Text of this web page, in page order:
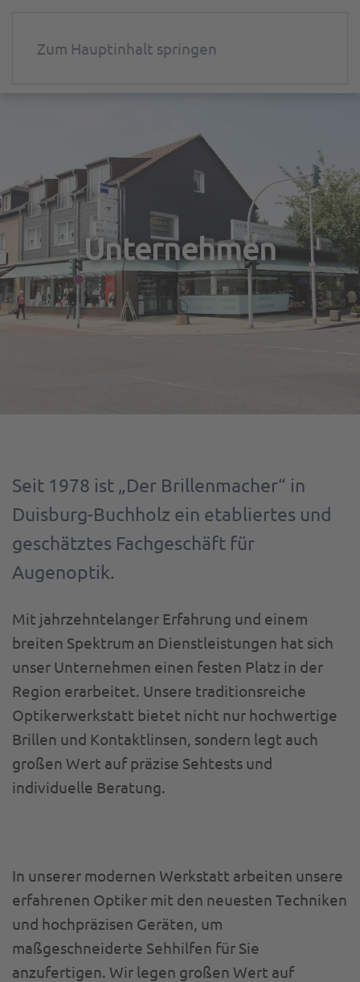
Zum Hauptinhalt springen
Unternehmen
Seit 1978 ist „Der Brillenmacher“ in
Duisburg-Buchholz ein etabliertes und
geschätztes Fachgeschäft für
Augenoptik.
Mit jahrzehntelanger Erfahrung und einem
breiten Spektrum an Dienstleistungen hat sich
unser Unternehmen einen festen Platz in der
Region erarbeitet. Unsere traditionsreiche
Optikerwerkstatt bietet nicht nur hochwertige
Brillen und Kontaktlinsen, sondern legt auch
großen Wert auf präzise Sehtests und
individuelle Beratung.
In unserer modernen Werkstatt arbeiten unsere
erfahrenen Optiker mit den neuesten Techniken
und hochpräzisen Geräten, um
maßgeschneiderte Sehhilfen für Sie
anzufertigen. Wir legen großen Wert auf